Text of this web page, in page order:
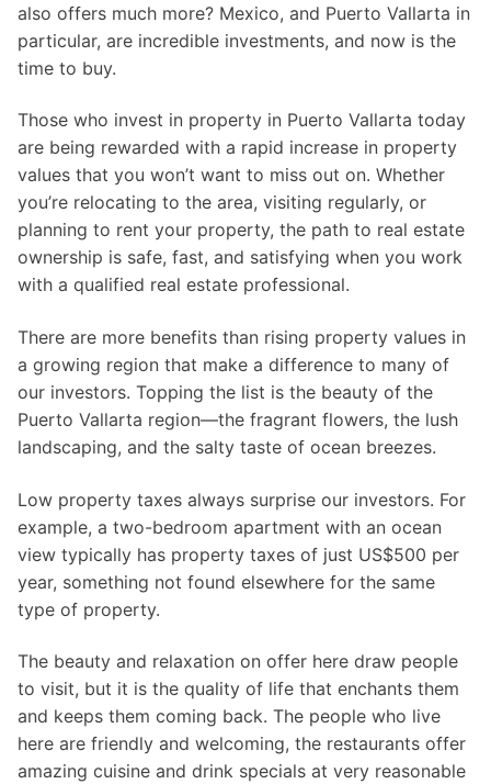
also offers much more? Mexico, and Puerto Vallarta in
particular, are incredible investments, and now is the
time to buy.
Those who invest in property in Puerto Vallarta today
are being rewarded with a rapid increase in property
values ​​that you won’t want to miss out on. Whether
you’re relocating to the area, visiting regularly, or
planning to rent your property, the path to real estate
ownership is safe, fast, and satisfying when you work
with a qualified real estate professional.
There are more benefits than rising property values ​​in
a growing region that make a difference to many of
our investors. Topping the list is the beauty of the
Puerto Vallarta region—the fragrant flowers, the lush
landscaping, and the salty taste of ocean breezes.
Low property taxes always surprise our investors. For
example, a two-bedroom apartment with an ocean
view typically has property taxes of just US$500 per
year, something not found elsewhere for the same
type of property.
The beauty and relaxation on offer here draw people
to visit, but it is the quality of life that enchants them
and keeps them coming back. The people who live
here are friendly and welcoming, the restaurants offer
amazing cuisine and drink specials at very reasonable